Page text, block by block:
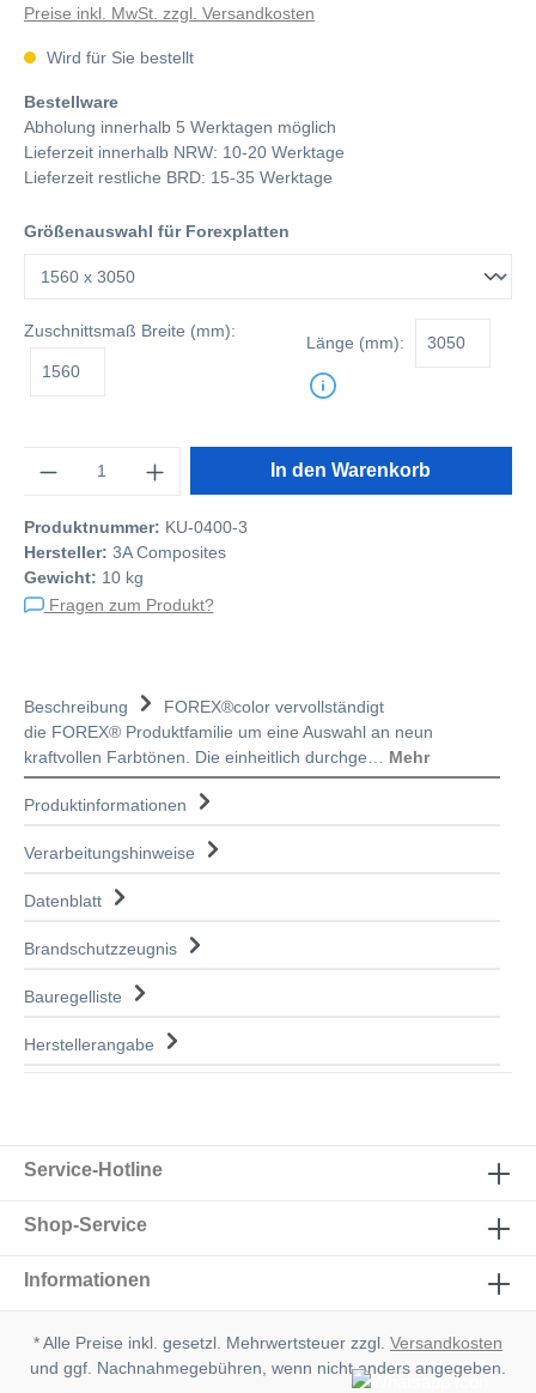
Preise inkl. MwSt. zzgl. Versandkosten
Wird für Sie bestellt
Bestellware
Abholung innerhalb 5 Werktagen möglich
Lieferzeit innerhalb NRW: 10-20 Werktage
Lieferzeit restliche BRD: 15-35 Werktage
Größenauswahl für Forexplatten
Zuschnittsmaß Breite (mm):
Länge (mm):
In den Warenkorb
Produktnummer: KU-0400-3
Hersteller: 3A Composites
Gewicht: 10 kg
Fragen zum Produkt?
Beschreibung
FOREX®color vervollständigt
die FOREX® Produktfamilie um eine Auswahl an neun
kraftvollen Farbtönen. Die einheitlich durchge… Mehr
Produktinformationen
Verarbeitungshinweise
Datenblatt
Brandschutzzeugnis
Bauregelliste
Herstellerangabe
Service-Hotline
Shop-Service
Informationen
* Alle Preise inkl. gesetzl. Mehrwertsteuer zzgl. Versandkosten
und ggf. Nachnahmegebühren, wenn nicht anders angegeben.